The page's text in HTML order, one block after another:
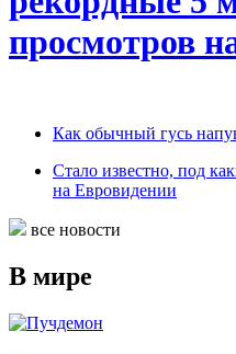
просмотров
Как обычный гусь
Стало известно, под
на Евровидении
все новости
В мире